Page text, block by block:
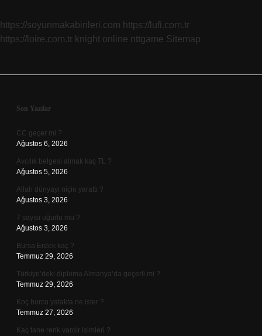
https://soyunmakabinleri.com https://lufi.com.tr
https://loire.com.tr knight online nttgame Sitemap
Sidebar
Son Yazılar
CC geçer mi ?
Ağustos 6, 2026
Avcılık belgesi almak kaç TL ?
Ağustos 5, 2026
Allah dünyayı niçin yarattı ?
Ağustos 3, 2026
7 sayısı uğurlu mu ?
Ağustos 3, 2026
Bursa Erdek kaç ?
Temmuz 29, 2026
Türkiye’deki diploma Almanya’da geçerli mi ?
Temmuz 29, 2026
Koç burcu yatakta ne ister ?
Temmuz 27, 2026
Kaç tane renk vardır isimleri ?